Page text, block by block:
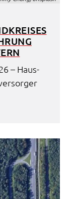
– Haus­